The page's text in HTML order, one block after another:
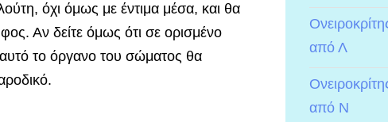
όχι όμως με έντιμα μέσα, και θα
Αν δείτε όμως ότι σε ορι­σμένο
το όργανο του σώ­ματος θα
από Λ
από Ν